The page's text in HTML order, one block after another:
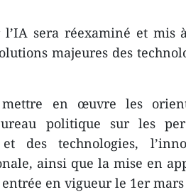
sera réexaminé et mis
majeures des
en œuvre les
politique sur les
et des technologies,
ainsi que la mise en
en vigueur le 1er mars